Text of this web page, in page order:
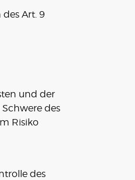
Art. 9
und der
des
Risiko
des